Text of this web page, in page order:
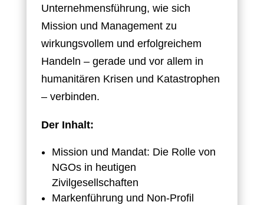
Unternehmensführung, wie sich
Mission und Management zu
wirkungsvollem und erfolgreichem
Handeln – gerade und vor allem in
humanitären Krisen und Katastrophen
– verbinden.
Der Inhalt:
Mission und Mandat: Die Rolle von
NGOs in heutigen
Zivilgesellschaften
Markenführung und Non-Profil